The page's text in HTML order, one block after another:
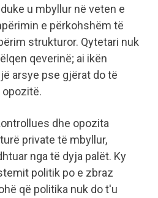
u mbyllur në veten e
e përkohshëm të
strukturor. Qytetari nuk
qeverinë; ai ikën
arsye pse gjërat do të
dhe opozita
private të mbyllur,
nga të dyja palët. Ky
politik po e zbraz
që politika nuk do t'u